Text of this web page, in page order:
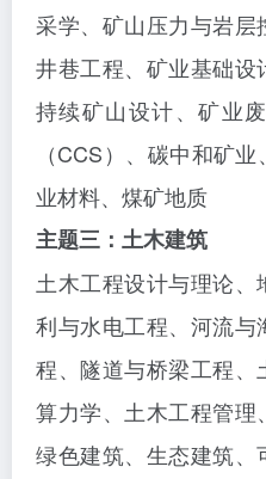
采学、矿山压力与岩层
井巷工程、矿业基础
持续矿山设计、矿业
（CCS）、碳中和矿
业材料、煤矿地质
主题三：土木建筑
土木工程设计与理论
利与水电工程、河流与
程、隧道与桥梁工程
算力学、土木工程管理
绿色建筑、生态建筑、